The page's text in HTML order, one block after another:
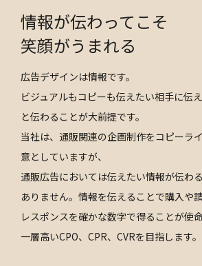
情報が伝わってこそ
笑顔がうまれる
広告デザインは情報です。
ビジュアルもコピーも伝えたい相手に伝
と伝わることが大前提です。
当社は、通販関連の企画制作をコピーラ
意としていますが、
通販広告においては伝えたい情報が伝わ
ありません。情報を伝えることで購入や
レスポンスを確かな数字で得ることが使
一層高いCPO、CPR、CVRを目指します。